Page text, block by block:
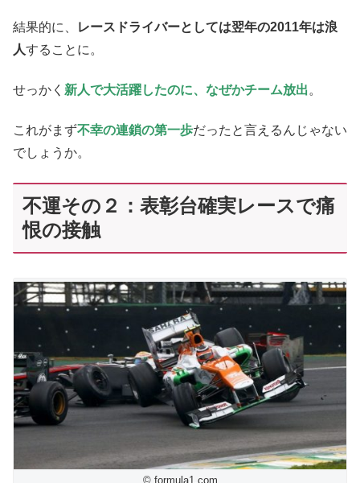
結果的に、
レースドライバーとしては翌年の2011年は浪
人することに。
せっかく 新人で大活躍したのに、なぜかチーム放出。
これがまず不幸の連鎖の第一歩だったと言えるんじゃない
でしょうか。
不運その２：表彰台確実レースで痛
恨の接触
© formula1.com